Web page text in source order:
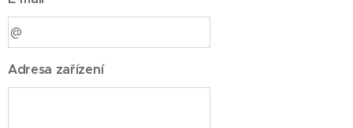
Adresa zařízení